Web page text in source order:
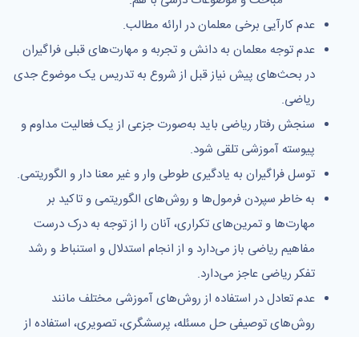
عدم کارآیی برخی معلمان در ارائه مطالب.
عدم توجه معلمان به دانش و تجربه و مهارت‌های قبلی فراگیران
در بحث‌های پیش نیاز قبل از شروع به تدریس یک موضوع جدی
ریاضی.
سنجش رفتار ریاضی باید به‌صورت جزعی از یک فعالیت مداوم و
پیوسته آموزشی تلقی شود.
توسل فراگیران به یادگیری طوطی وار و غیر معنا دار و الگوریتمی.
به خاطر سپردن فرمول‌ها و روش‌های الگوریتمی و تاکید بر
مهارت‌ها و تمرین‌های تکراری، آنان را از توجه به درک درست
مفاهیم ریاضی باز می‌دارد و از انجام استدلال و استنباط و رشد
تفکر ریاضی عاجز می‌دارد.
عدم تعادل در استفاده از روش‌های آموزشی مختلف مانند
روش‌های توصیفی حل مسئله، پرسشگری، تصویری، استفاده از